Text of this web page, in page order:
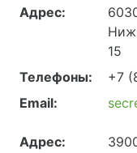
Адрес:
15
Телефоны:
+7
Email:
Адрес: